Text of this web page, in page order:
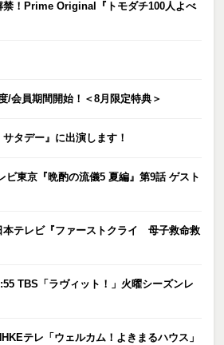
禁！Prime Original『トモダチ100人よべ
/会員期間開始！＜8月限定特典＞
タデー』に出演します！
ビ東京『晩酌の流儀5 夏編』第9話 ゲスト
本テレビ『ファーストクライ 母子救命救
TBS「ラヴィット！」火曜シーズンレ
テレ「ウェルカム！よきまるハウス」